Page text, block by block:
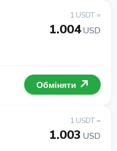
1 USDT =
1.004USD
Обміняти
1 USDT =
1.003 USD